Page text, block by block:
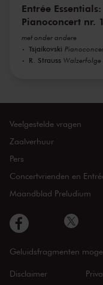
Entrée
Pianoconcert nr. 1
met onder andere
Tsjaikovski
R. Strauss Walzerfolge
Veelgestelde vragen
Zaalverhuur
Pers
Concertvrienden en
Maandblad Preludium
Geluidsfragmenten
Disclaimer